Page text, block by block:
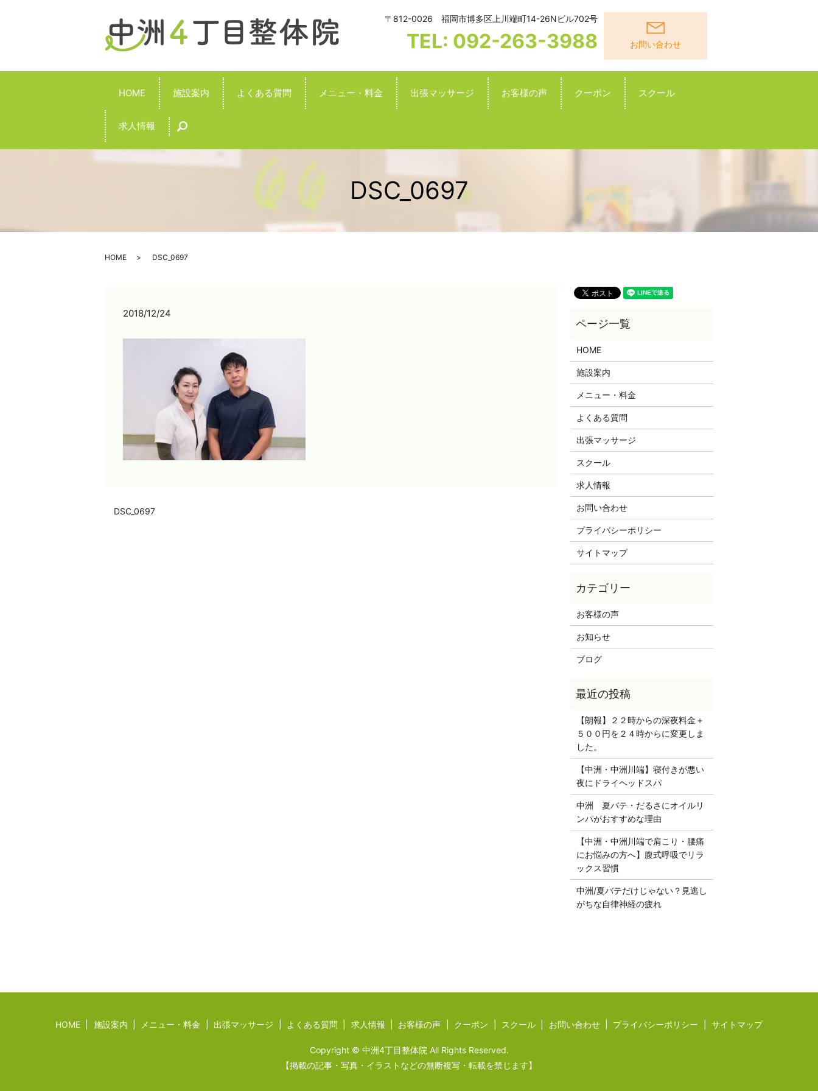
〒812-0026 福岡市博多区上川端町14-26Nビル702号
TEL: 092-263-3988 お問い合わせ
HOME 施設案内 よくある質問 メニュー・料金 出張マッサージ お客様の声 クーポン スクール
求人情報
search
DSC_0697
HOME DSC_0697
2018/12/24
DSC_0697
HOME
施設案内
メニュー・料金
よくある質問
出張マッサージ
スクール
求人情報
お問い合わせ
プライバシーポリシー
サイトマップ
お客様の声
お知らせ
ブログ
【朗報】２２時からの深夜料金＋
５００円を２４時からに変更しま
した。
【中洲・中洲川端】寝付きが悪い
夜にドライヘッドスパ
中洲 夏バテ・だるさにオイルリ
ンパがおすすめな理由
【中洲・中洲川端で肩こり・腰痛
にお悩みの方へ】腹式呼吸でリラ
ックス習慣
中洲/夏バテだけじゃない？見逃し
がちな自律神経の疲れ
HOME 施設案内 メニュー・料金 出張マッサージ よくある質問 求人情報 お客様の声 クーポン スクール お問い合わせ プライバシーポリシー サイトマップ
Copyright © 中洲4丁目整体院 All Rights Reserved.
【掲載の記事・写真・イラストなどの無断複写・転載を禁じます】